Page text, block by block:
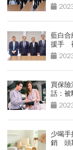
藍白合
援手
買保
話：被
少喝
銷 頭